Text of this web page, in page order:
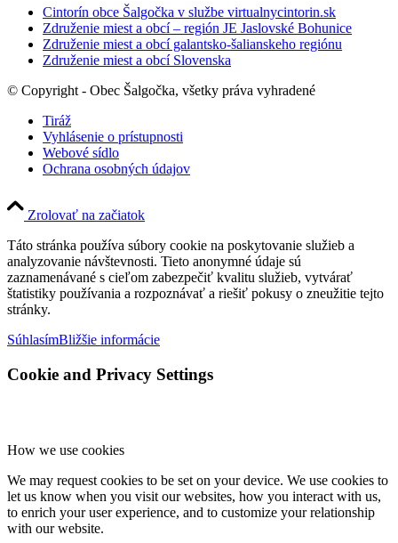
Cintorín obce Šalgočka v službe virtualnycintorin.sk
Združenie miest a obcí – región JE Jaslovské Bohunice
Združenie miest a obcí galantsko-šalianskeho regiónu
Združenie miest a obcí Slovenska
© Copyright - Obec Šalgočka, všetky práva vyhradené
Tiráž
Vyhlásenie o prístupnosti
Webové sídlo
Ochrana osobných údajov
Zrolovať na začiatok
Táto stránka používa súbory cookie na poskytovanie služieb a
analyzovanie návštevnosti. Tieto anonymné údaje sú
zaznamenávané s cieľom zabezpečiť kvalitu služieb, vytvárať
štatistiky používania a rozpoznávať a riešiť pokusy o zneužitie tejto
stránky.
SúhlasímBližšie informácie
Cookie and Privacy Settings
How we use cookies
We may request cookies to be set on your device. We use cookies to
let us know when you visit our websites, how you interact with us,
to enrich your user experience, and to customize your relationship
with our website.